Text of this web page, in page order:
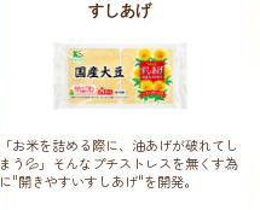
すしあげ
「お米を詰める際に、油あげが破れてし
まう💦」そんなプチストレスを無くす為
に"開きやすいすしあげ"を開発。